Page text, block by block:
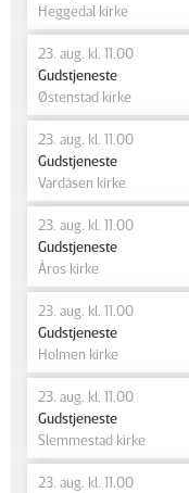
Heggedal kirke
23. aug. kl. 11.00
Gudstjeneste
Østenstad kirke
23. aug. kl. 11.00
Gudstjeneste
Vardåsen kirke
23. aug. kl. 11.00
Gudstjeneste
Åros kirke
23. aug. kl. 11.00
Gudstjeneste
Holmen kirke
23. aug. kl. 11.00
Gudstjeneste
Slemmestad kirke
23. aug. kl. 11.00